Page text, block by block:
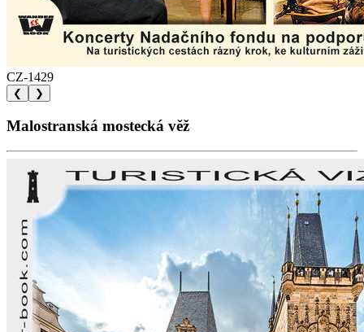
CZ-1429
❮ ❯
Malostranská mostecká věž